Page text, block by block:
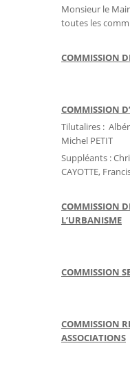
Monsieur le
toutes les
COMMISSION
COMMISSION
Tilutalires :
Michel PETIT
Suppléants :
CAYOTTE,
COMMISSION
L’URBANISME
COMMISSION
COMMISSION
ASSOCIATIONS